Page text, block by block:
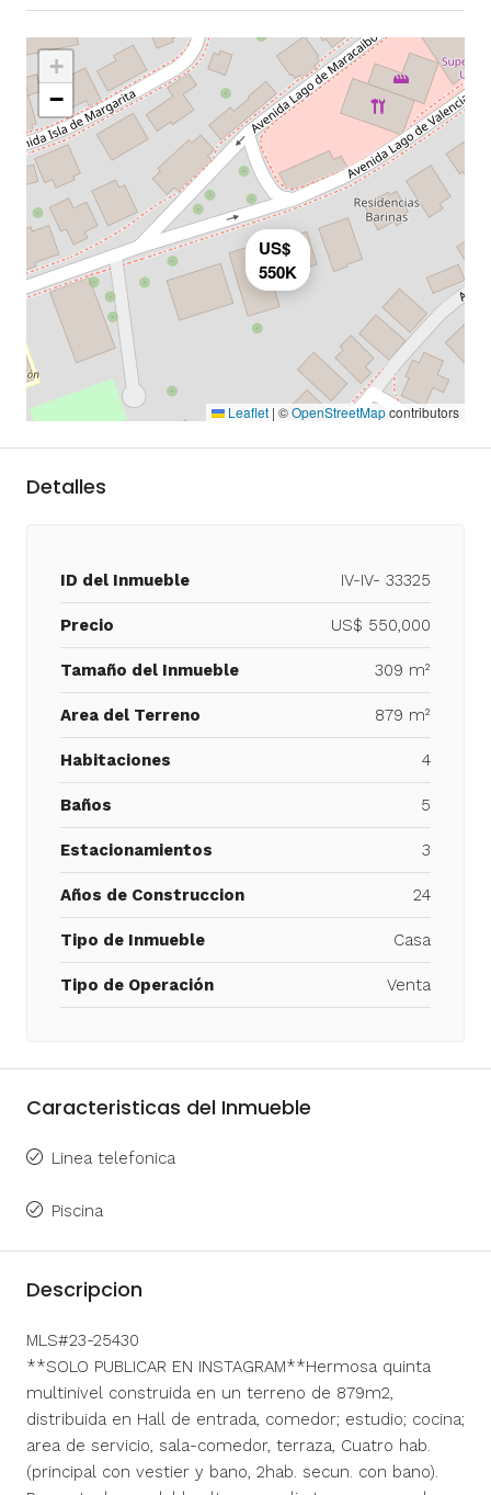
US$
550K
+
−
Leaflet | ©OpenStreetMapcontributors
Detalles
ID del Inmueble IV-IV- 33325
Precio US$ 550,000
Tamaño del Inmueble 309 m²
Area del Terreno 879 m²
Habitaciones 4
Baños 5
Estacionamientos 3
Años de Construccion 24
Tipo de Inmueble Casa
Tipo de Operación Venta
Caracteristicas del Inmueble
Linea telefonica
Piscina
Descripcion
MLS#23-25430
**SOLO PUBLICAR EN INSTAGRAM**Hermosa quinta
multinivel construida en un terreno de 879m2,
distribuida en Hall de entrada, comedor; estudio; cocina;
area de servicio, sala-comedor, terraza, Cuatro hab.
(principal con vestier y bano, 2hab. secun. con bano).